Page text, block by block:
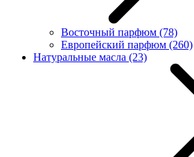
Восточный парфюм (78)
Европейский парфюм (260)
Натуральные масла (23)